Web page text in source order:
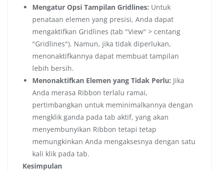
Mengatur Opsi Tampilan Gridlines: Untuk
penataan elemen yang presisi, Anda dapat
mengaktifkan Gridlines (tab "View" > centang
"Gridlines"). Namun, jika tidak diperlukan,
menonaktifkannya dapat membuat tampilan
lebih bersih.
Menonaktifkan Elemen yang Tidak Perlu: Jika
Anda merasa Ribbon terlalu ramai,
pertimbangkan untuk meminimalkannya dengan
mengklik ganda pada tab aktif, yang akan
menyembunyikan Ribbon tetapi tetap
memungkinkan Anda mengaksesnya dengan satu
kali klik pada tab.
Kesimpulan